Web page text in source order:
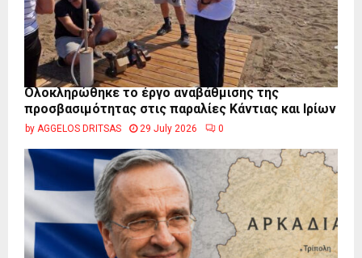
Ολοκληρώθηκε το έργο αναβάθμισης της
προσβασιμότητας στις παραλίες Κάντιας και Ιρίων
by AGGELOS DRITSAS 29 July 2026 0